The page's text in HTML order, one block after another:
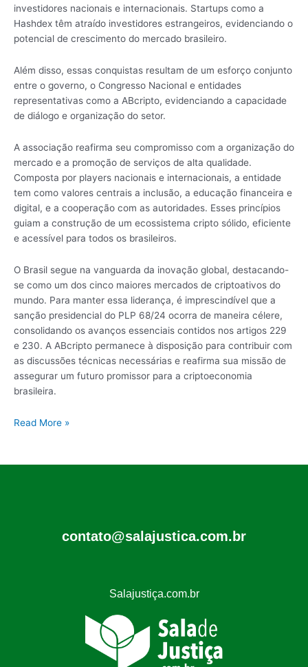
investidores nacionais e internacionais. Startups como a
Hashdex têm atraído investidores estrangeiros, evidenciando o
potencial de crescimento do mercado brasileiro.
Além disso, essas conquistas resultam de um esforço conjunto
entre o governo, o Congresso Nacional e entidades
representativas como a ABcripto, evidenciando a capacidade
de diálogo e organização do setor.
A associação reafirma seu compromisso com a organização do
mercado e a promoção de serviços de alta qualidade.
Composta por players nacionais e internacionais, a entidade
tem como valores centrais a inclusão, a educação financeira e
digital, e a cooperação com as autoridades. Esses princípios
guiam a construção de um ecossistema cripto sólido, eficiente
e acessível para todos os brasileiros.
O Brasil segue na vanguarda da inovação global, destacando-
se como um dos cinco maiores mercados de criptoativos do
mundo. Para manter essa liderança, é imprescindível que a
sanção presidencial do PLP 68/24 ocorra de maneira célere,
consolidando os avanços essenciais contidos nos artigos 229
e 230. A ABcripto permanece à disposição para contribuir com
as discussões técnicas necessárias e reafirma sua missão de
assegurar um futuro promissor para a criptoeconomia
brasileira.
Read More »
contato@salajustica.com.br
Salajustiça.com.br